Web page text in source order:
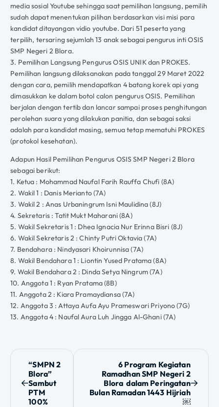
media sosial Youtube sehingga saat pemilihan langsung, pemilih
sudah dapat menentukan pilihan berdasarkan visi misi para
kandidat ditayangan vidio youtube. Dari 51 peserta yang
terpilih, tersaring sejumlah 13 anak sebagai pengurus inti OSIS
SMP Negeri 2 Blora.
3. Pemilihan Langsung Pengurus OSIS UNIK dan PROKES.
Pemilihan langsung dilaksanakan pada tanggal 29 Maret 2022
dengan cara, pemilih mendapatkan 4 batang korek api yang
dimasukkan ke dalam botol calon pengurus OSIS. Pemilihan
berjalan dengan tertib dan lancar sampai proses penghitungan
perolehan suara yang dilakukan panitia, dan sebagai saksi
adalah para kandidat masing, semua tetap mematuhi PROKES
(protokol kesehatan).
Adapun Hasil Pemilihan Pengurus OSIS SMP Negeri 2 Blora
sebagai berikut:
1. Ketua : Mohammad Naufal Farih Rauffa Chufi (8A)
2. Wakil 1 : Danis Merianto (7A)
3. Wakil 2 : Anas Urbaningrum Isni Maulidina (8J)
4. Sekretaris : Tatit Mukt Maharani (8A)
5. Wakil Sekretaris 1 : Dhea Ignacia Nur Erinna Bisri (8J)
6. Wakil Sekretaris 2 : Chinty Putri Oktavia (7A)
7. Bendahara : Nindyasari Khoirunnisa (7A)
8. Wakil Bendahara 1 : Liontin Yused Pratama (8A)
9. Wakil Bendahara 2 : Dinda Setya Ningrum (7A)
10. Anggota 1 : Ryan Pratama (8B)
11. Anggota 2 : Kiara Pramaydiansa (7A)
12. Anggota 3 : Attaya Aufa Ayu Prameswari Priyono (7G)
13. Anggota 4 : Naufal Aura Luh Jingga Al-Ghani (7A)
N
“SMPN 2
Blora”
Sambut
PTM
100%
6 Program Kegiatan
Ramadhan SMP Negeri 2
Blora dalam Peringatan
Bulan Ramadan 1443 Hijriah
￼